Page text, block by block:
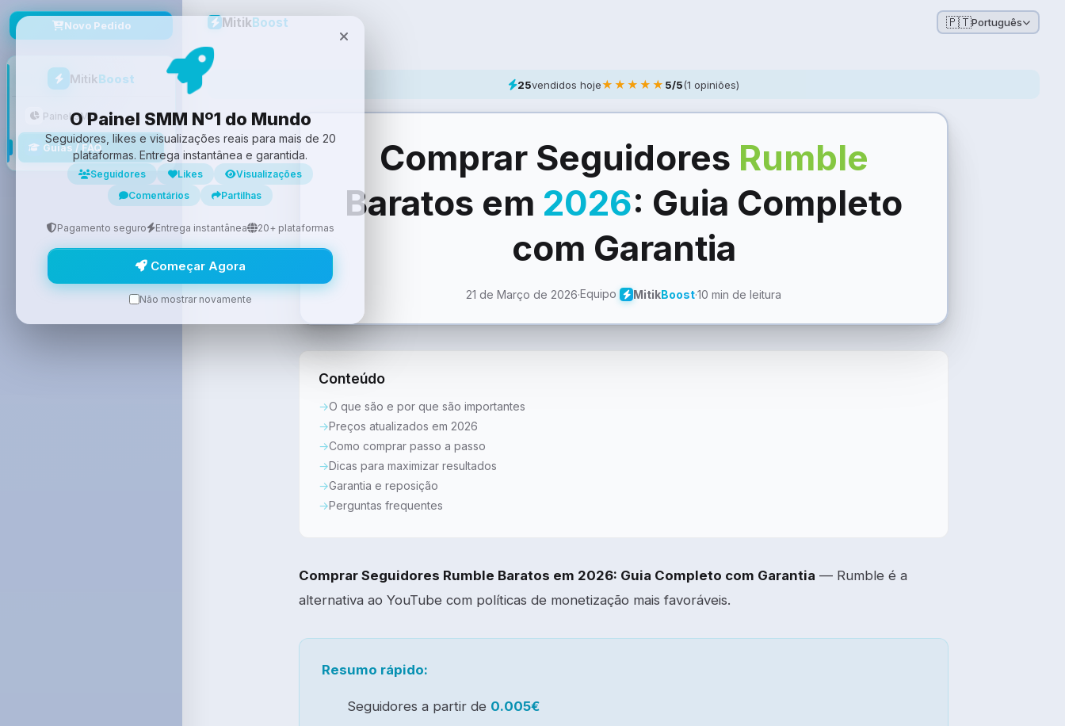
Novo Pedido
MitikBoost
Painel SMM
Guias / FAQ
MitikBoost 🇵🇹Português
25vendidos hoje★★★★★ 5/5(1 opiniões)
Comprar Seguidores Rumble
Baratos em 2026: Guia Completo
com Garantia
21 de Março de 2026·Equipo MitikBoost·10 min de leitura
Conteúdo
O que são e por que são importantes
Preços atualizados em 2026
Como comprar passo a passo
Dicas para maximizar resultados
Garantia e reposição
Perguntas frequentes
Comprar Seguidores Rumble Baratos em 2026: Guia Completo com Garantia — Rumble é a
alternativa ao YouTube com políticas de monetização mais favoráveis.
Resumo rápido:
Seguidores a partir de 0.005€
O Painel SMM Nº1 do Mundo
Seguidores, likes e visualizações reais para mais de 20
plataformas. Entrega instantânea e garantida.
Seguidores Likes
Visualizações
Comentários
Partilhas
Pagamento seguro Entrega instantânea 20+ plataformas
Começar Agora
Não mostrar novamente